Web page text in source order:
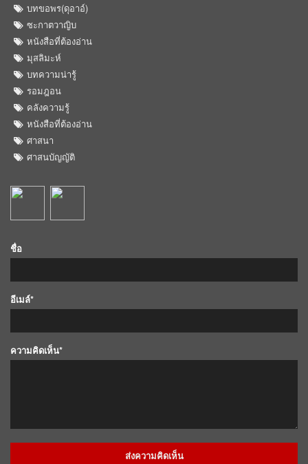
บทขอพร(ดุอาอ์)
ซะกาตวาญิบ
หนังสือที่ต้องอ่าน
มุสลิมะห์
บทความน่ารู้
รอมฎอน
คลังความรู้
หนังสือที่ต้องอ่าน
ศาสนา
ศาสนบัญญัติ
ชื่อ
อีเมล์*
ความคิดเห็น*